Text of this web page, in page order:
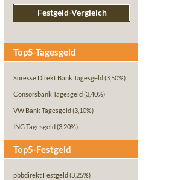
Festgeld-Vergleich
Top5-Tagesgeld
Suresse Direkt Bank Tagesgeld (3,50%)
Consorsbank Tagesgeld (3,40%)
VW Bank Tagesgeld (3,10%)
ING Tagesgeld (3,20%)
Top5-Festgeld
pbbdirekt Festgeld (3,25%)